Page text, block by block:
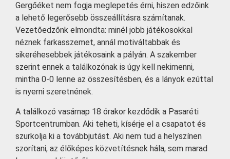
Gergőéket nem fogja meglepetés érni, hiszen edzőink
a lehető legerősebb összeállításra számítanak.
Vezetőedzőnk elmondta: minél jobb játékosokkal
néznek farkasszemet, annál motiváltabbak és
sikeréhesebbek játékosaink a pályán. A szakember
szerint ennek a találkozónak is úgy kell nekimenni,
mintha 0-0 lenne az összesítésben, és a lányok ezúttal
is nyerni szeretnének.
A találkozó vasárnap 18 órakor kezdődik a Pasaréti
Sportcentrumban. Aki teheti, kísérje el a csapatot és
szurkolja ki a továbbjutást. Aki nem tud a helyszínen
szorítani, az élőképes közvetítésnek hála, sem marad